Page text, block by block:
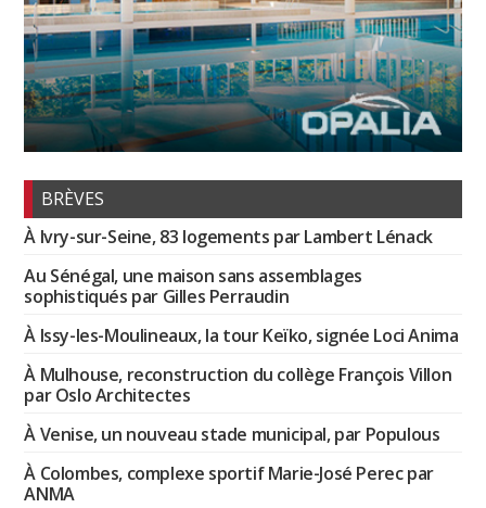
BRÈVES
À Ivry-sur-Seine, 83 logements par Lambert Lénack
Au Sénégal, une maison sans assemblages
sophistiqués par Gilles Perraudin
À Issy-les-Moulineaux, la tour Keïko, signée Loci Anima
À Mulhouse, reconstruction du collège François Villon
par Oslo Architectes
À Venise, un nouveau stade municipal, par Populous
À Colombes, complexe sportif Marie-José Perec par
ANMA